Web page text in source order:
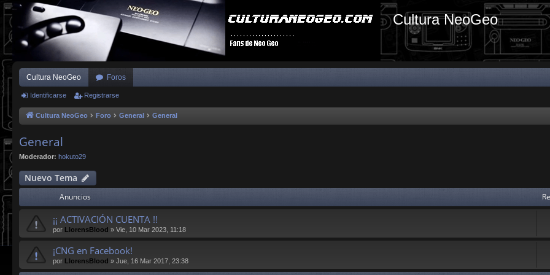
Cultura NeoGeo
Cultura NeoGeo Foros
Identificarse Registrarse
Cultura NeoGeo Foro General General
General
Moderador: hokuto29
Nuevo Tema
Anuncios
¡¡ ACTIVACIÓN CUENTA !!
por LlorensBlood » Vie, 10 Mar 2023, 11:18
¡CNG en Facebook!
por LlorensBlood » Jue, 16 Mar 2017, 23:38